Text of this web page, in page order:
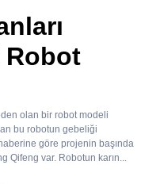
Robot
olan bir robot modeli
bu robotun gebeliği
göre projenin başında
Qifeng var. Robotun karın...